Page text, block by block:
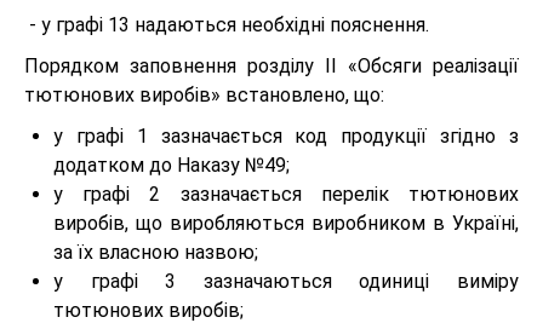
- у графі 13 надаються необхідні пояснення.
Порядком заповнення розділу ІІ «Обсяги реалізації
тютюнових виробів» встановлено, що:
у графі 1 зазначається код продукції згідно з
додатком до Наказу №49;
у графі 2 зазначається перелік тютюнових
виробів, що виробляються виробником в Україні,
за їх власною назвою;
у графі 3 зазначаються одиниці виміру
тютюнових виробів;